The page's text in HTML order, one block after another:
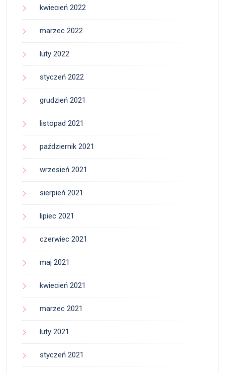
kwiecień 2022
marzec 2022
luty 2022
styczeń 2022
grudzień 2021
listopad 2021
październik 2021
wrzesień 2021
sierpień 2021
lipiec 2021
czerwiec 2021
maj 2021
kwiecień 2021
marzec 2021
luty 2021
styczeń 2021